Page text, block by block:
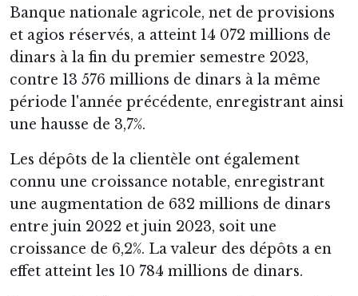
Banque nationale agricole, net de provisions
et agios réservés, a atteint 14 072 millions de
dinars à la fin du premier semestre 2023,
contre 13 576 millions de dinars à la même
période l'année précédente, enregistrant ainsi
une hausse de 3,7%.
Les dépôts de la clientèle ont également
connu une croissance notable, enregistrant
une augmentation de 632 millions de dinars
entre juin 2022 et juin 2023, soit une
croissance de 6,2%. La valeur des dépôts a en
effet atteint les 10 784 millions de dinars.